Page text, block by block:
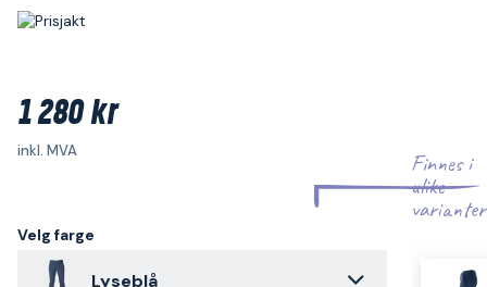
1 280 kr
inkl. MVA
Finnes i
ulike
varianter
Velg farge
Lyseblå